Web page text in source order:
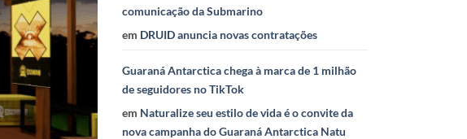
comunicação da Submarino
em DRUID anuncia novas contratações
Guaraná Antarctica chega à marca de 1 milhão
de seguidores no TikTok
em Naturalize seu estilo de vida é o convite da
nova campanha do Guaraná Antarctica Natu